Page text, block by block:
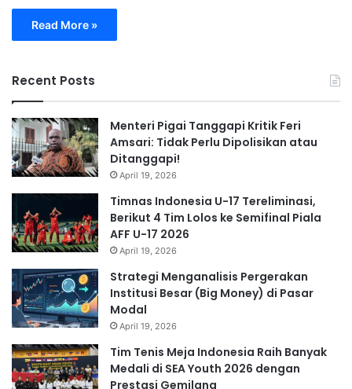
Read More »
Recent Posts
Menteri Pigai Tanggapi Kritik Feri
Amsari: Tidak Perlu Dipolisikan atau
Ditanggapi!
April 19, 2026
Timnas Indonesia U-17 Tereliminasi,
Berikut 4 Tim Lolos ke Semifinal Piala
AFF U-17 2026
April 19, 2026
Strategi Menganalisis Pergerakan
Institusi Besar (Big Money) di Pasar
Modal
April 19, 2026
Tim Tenis Meja Indonesia Raih Banyak
Medali di SEA Youth 2026 dengan
Prestasi Gemilang